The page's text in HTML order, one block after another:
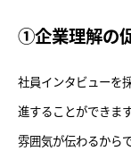
①企業理解の
社員インタビューを
進することができま
雰囲気が伝わるから